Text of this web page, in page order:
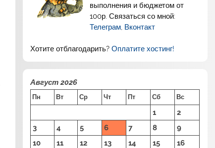
выполнения и бюджетом от
100р. Связаться со мной:
Телеграм Вконтакт
Хотите отблагодарить?Оплатите хостинг!
Август 2026
Пн Вт Ср Чт Пт Сб Вс
1
2
3
4 5 6 7 8
9
10
11 12 13 14 15
16